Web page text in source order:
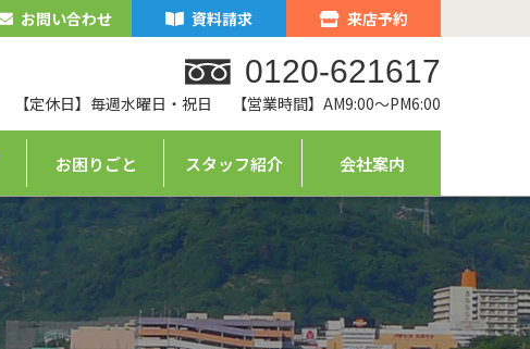
お問い合わせ 資料請求 来店予約
0120-621617
【定休日】毎週水曜日・祝日 【営業時間】AM9:00～PM6:00
お困りごと スタッフ紹介 会社案内